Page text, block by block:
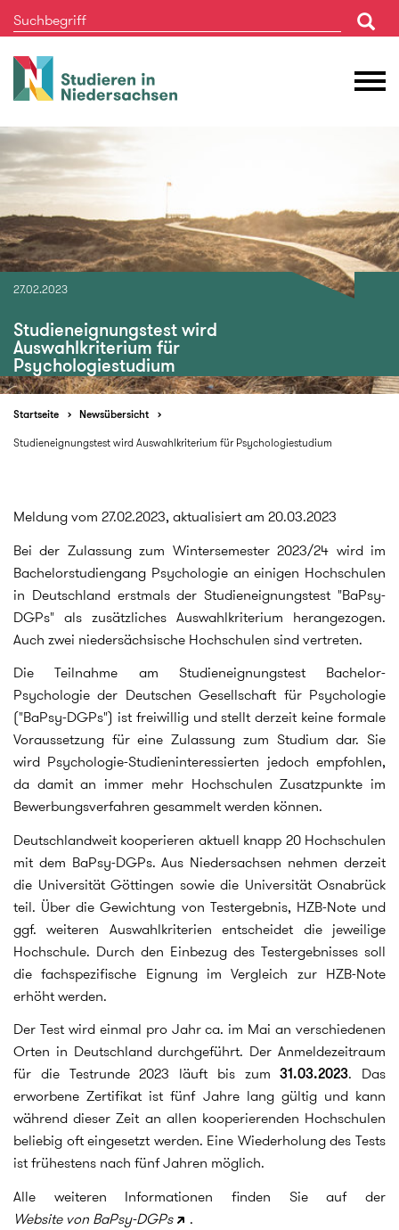
Studieren
in
27.02.2023
Studieneignungstest wird
Auswahlkriterium für
Psychologiestudium
Startseite
Newsübersicht
Studieneignungstest wird Auswahlkriterium für Psychologiestudium
Meldung vom 27.02.2023, aktualisiert am 20.03.2023
Bei der Zulassung zum Wintersemester 2023/24 wird im
Bachelorstudiengang Psychologie an einigen Hochschulen
in Deutschland erstmals der Studieneignungstest "BaPsy-
DGPs" als zusätzliches Auswahlkriterium herangezogen.
Auch zwei niedersächsische Hochschulen sind vertreten.
Die Teilnahme am Studieneignungstest Bachelor-
Psychologie der Deutschen Gesellschaft für Psychologie
("BaPsy-DGPs") ist freiwillig und stellt derzeit keine formale
Voraussetzung für eine Zulassung zum Studium dar. Sie
wird Psychologie-Studieninteressierten jedoch empfohlen,
da damit an immer mehr Hochschulen Zusatzpunkte im
Bewerbungsverfahren gesammelt werden können.
Deutschlandweit kooperieren aktuell knapp 20 Hochschulen
mit dem BaPsy-DGPs. Aus Niedersachsen nehmen derzeit
die Universität Göttingen sowie die Universität Osnabrück
teil. Über die Gewichtung von Testergebnis, HZB-Note und
ggf. weiteren Auswahlkriterien entscheidet die jeweilige
Hochschule. Durch den Einbezug des Testergebnisses soll
die fachspezifische Eignung im Vergleich zur HZB-Note
erhöht werden.
Der Test wird einmal pro Jahr ca. im Mai an verschiedenen
Orten in Deutschland durchgeführt. Der Anmeldezeitraum
für die Testrunde 2023 läuft bis zum31.03.2023. Das
erworbene Zertifikat ist fünf Jahre lang gültig und kann
während dieser Zeit an allen kooperierenden Hochschulen
beliebig oft eingesetzt werden. Eine Wiederholung des Tests
ist frühestens nach fünf Jahren möglich.
Alle weiteren Informationen finden Sie auf der
Website von BaPsy-DGPs
.